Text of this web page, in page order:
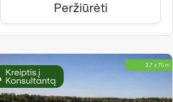
Peržiūrėti